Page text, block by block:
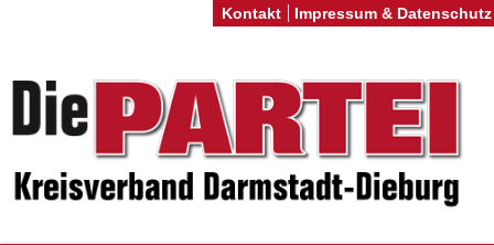
Kontakt Impressum & Datenschutz